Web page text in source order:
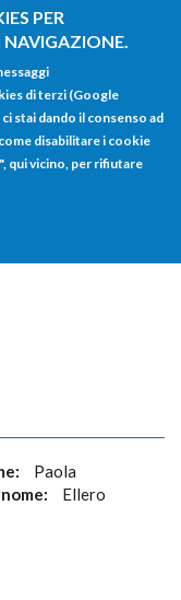
PER
NAVIGAZIONE.
di terzi (Google
stai dando il consenso ad
disabilitare i cookie
qui vicino, per rifiutare
Paola
Ellero